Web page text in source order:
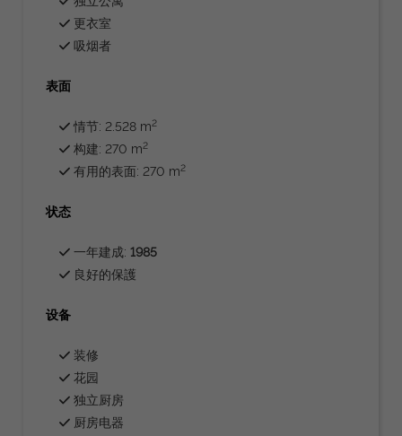
更衣室
吸烟者
表面
情节: 2.528 m2
构建: 270 m2
有用的表面: 270 m2
状态
一年建成:1985
良好的保護
设备
装修
花园
独立厨房
厨房电器